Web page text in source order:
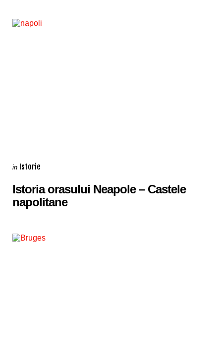
Categories
Posted
in Istorie
Istoria orasului Neapole – Castele
napolitane